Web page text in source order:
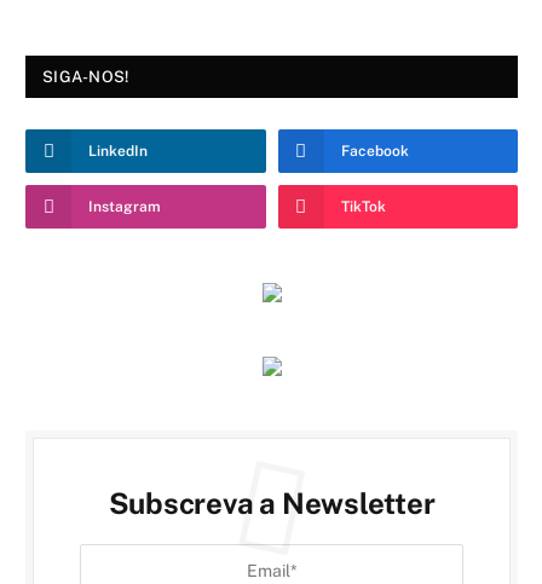
SIGA-NOS!
LinkedIn Facebook
Instagram TikTok
Subscreva a Newsletter